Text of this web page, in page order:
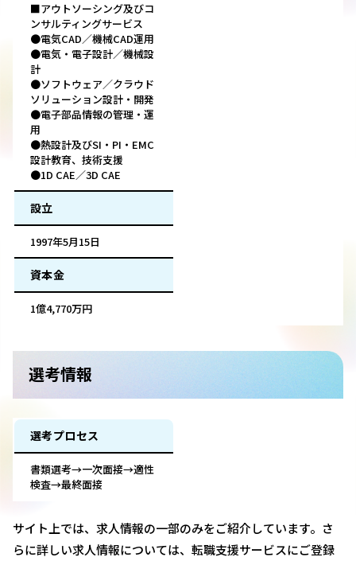
■アウトソーシング及びコ
ンサルティングサービス
●電気CAD／機械CAD運用
●電気・電子設計／機械設
計
●ソフトウェア／クラウド
ソリューション設計・開発
●電子部品情報の管理・運
用
●熱設計及びSI・PI・EMC
設計教育、技術支援
●1D CAE／3D CAE
設立
1997年5月15日
資本金
1億4,770万円
選考情報
選考プロセス
書類選考→一次面接→適性
検査→最終面接
サイト上では、求人情報の一部のみをご紹介しています。さ
らに詳しい求人情報については、転職支援サービスにご登録